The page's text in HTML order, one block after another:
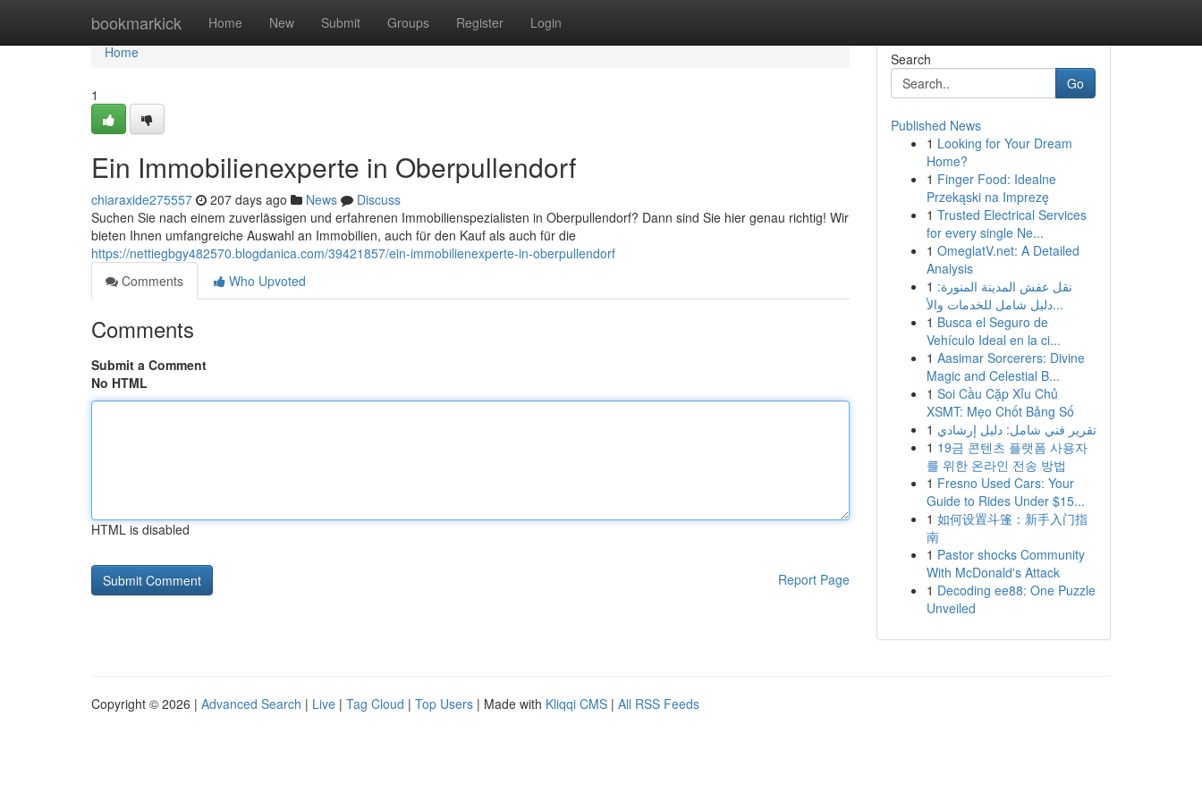
bookmarkick Home New Submit Groups Register Login
Home
Home
1
Ein Immobilienexperte in Oberpullendorf
chiaraxide275557 207 days ago News
Discuss
Suchen Sie nach einem zuverlässigen und erfahrenen Immobilienspezialisten in Oberpullendorf? Dann sind Sie hier genau richtig! Wir
bieten Ihnen umfangreiche Auswahl an Immobilien, auch für den Kauf als auch für die
https://nettiegbgy482570.blogdanica.com/39421857/ein-immobilienexperte-in-oberpullendorf
Comments
Who Upvoted
Comments
Submit a Comment
No HTML
HTML is disabled
Report Page
Search
Go
Published News
1 Looking for Your Dream
Home?
1 Finger Food: Idealne
Przekąski na Imprezę
1 Trusted Electrical Services
for every single Ne...
1 OmeglatV.net: A Detailed
Analysis
1 نقل عفش المدينة المنورة:
دليل شامل للخدمات والأ...
1 Busca el Seguro de
Vehículo Ideal en la ci...
1 Aasimar Sorcerers: Divine
Magic and Celestial B...
1 Soi Cầu Cặp Xỉu Chủ
XSMT: Mẹo Chốt Bảng Số
1 تقرير فني شامل: دليل إرشادي
1 19금 콘텐츠 플랫폼 사용자
를 위한 온라인 전송 방법
1 Fresno Used Cars: Your
Guide to Rides Under $15...
1 如何设置斗篷：新手入门指
南
1 Pastor shocks Community
With McDonald's Attack
1 Decoding ee88: One Puzzle
Unveiled
Copyright © 2026 | Advanced Search | Live | Tag Cloud | Top Users | Made with Kliqqi CMS | All RSS Feeds